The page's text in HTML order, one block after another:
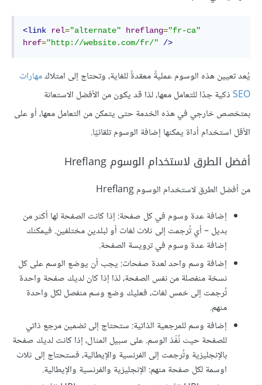
<link rel="alternate" hreflang="fr-ca"
href="http://website.com/fr/" />
يُعد تعيين هذه الوسوم عمليةً معقدةً للغاية، وتحتاج إلى امتلاكمهارات
SEOذكية جدًا للتعامل معها، لذا قد يكون من الأفضل الاستعانة
بمتخصص خارجي في هذه الخدمة حتى يتمكن من التعامل معها، أو على
الأقل استخدام أداة يمكنها إضافة الوسوم تلقائيًا.
أفضل الطرق لاستخدام الوسوم Hreflang
من أفضل الطرق لاستخدام الوسوم Hreflang
إضافة عدة وسوم في كل صفحة: إذا كانت الصفحة لها أكثر من
بديل – أي تُرجمت إلى ثلاث لغات أو لبلدين مختلفين. فيمكنك
إضافة عدة وسوم في ترويسة الصفحة.
إضافة وسم واحد لعدة صفحات: يجب أن يوضع الوسم على كل
نسخة منفصلة من نفس الصفحة، لذا إذا كان لديك صفحة واحدة
تُرجمت إلى خمس لغات، فعليك وضع وسم منفصل لكل واحدة
منهم.
إضافة وسم للمرجعية الذاتية: ستحتاج إلى تضمين مرجع ذاتي
للصفحة حيث نُفّذ الوسم. على سبيل المثال، إذا كانت لديك صفحة
بالإنجليزية وتُرجمت إلى الفرنسية والإيطالية، فستحتاج إلى ثلاث
اوسمة لكل صفحة منهم: الإنجليزية والفرنسية والإيطالية.